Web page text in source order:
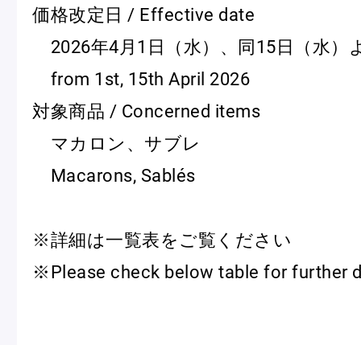
ピエール・エルメ・パリ
Notre Maison
ピエール・エルメについて
店舗一覧
Nos adresses
価格改定日 / Effective date
2026年4月1日（水）、同15日（水）
from 1st, 15th April 2026
対象商品 / Concerned items
マカロン、サブレ
Macarons, Sablés
※詳細は一覧表をご覧ください
※Please check below table for further